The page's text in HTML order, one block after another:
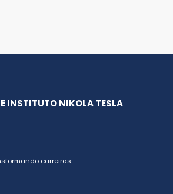
INSTITUTO NIKOLA TESLA
carreiras.